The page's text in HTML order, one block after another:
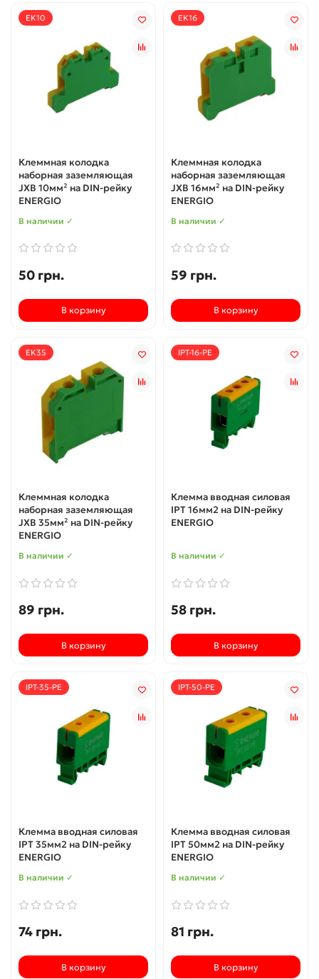
EK10
Клеммная колодка
наборная заземляющая
JXB 10мм² на DIN-рейку
ENERGIO
В наличии ✓
50 грн.
В корзину
EK16
Клеммная колодка
наборная заземляющая
JXB 16мм² на DIN-рейку
ENERGIO
В наличии ✓
59 грн.
В корзину
EK35
Клеммная колодка
наборная заземляющая
JXB 35мм² на DIN-рейку
ENERGIO
В наличии ✓
89 грн.
В корзину
IPT-16-PE
Клемма вводная силовая
IPT 16мм2 на DIN-рейку
ENERGIO
В наличии ✓
58 грн.
В корзину
IPT-35-PE
Клемма вводная силовая
IPT 35мм2 на DIN-рейку
ENERGIO
В наличии ✓
74 грн.
В корзину
IPT-50-PE
Клемма вводная силовая
IPT 50мм2 на DIN-рейку
ENERGIO
В наличии ✓
81 грн.
В корзину